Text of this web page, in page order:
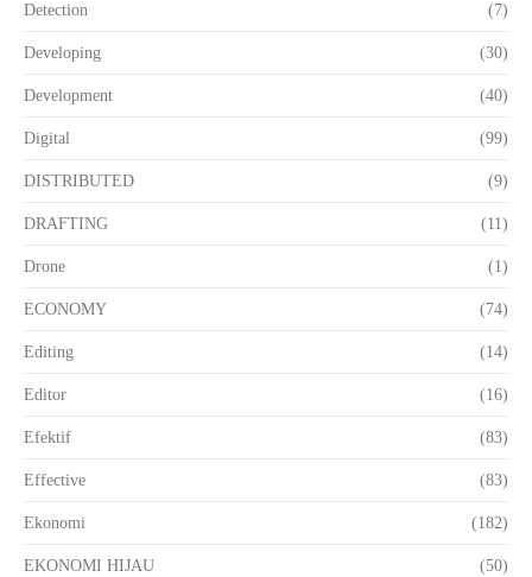
Detection (7)
Developing (30)
Development (40)
Digital (99)
DISTRIBUTED (9)
DRAFTING (11)
Drone (1)
ECONOMY (74)
Editing (14)
Editor (16)
Efektif (83)
Effective (83)
Ekonomi (182)
EKONOMI HIJAU (50)